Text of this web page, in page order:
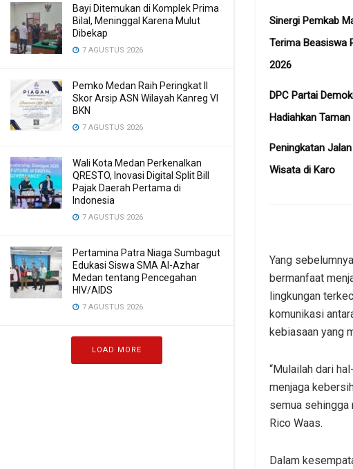
Bayi Ditemukan di Komplek Prima
Bilal, Meninggal Karena Mulut
Dibekap
7 AGUSTUS 2026
Pemko Medan Raih Peringkat II
Skor Arsip ASN Wilayah Kanreg VI
BKN
7 AGUSTUS 2026
Wali Kota Medan Perkenalkan
QRESTO, Inovasi Digital Split Bill
Pajak Daerah Pertama di
Indonesia
7 AGUSTUS 2026
Pertamina Patra Niaga Sumbagut
Edukasi Siswa SMA Al-Azhar
Medan tentang Pencegahan
HIV/AIDS
7 AGUSTUS 2026
LOAD MORE
Sinergi Pemkab
Terima Beasiswa
2026
DPC Partai
Hadiahkan
Peningkatan
Wisata di Karo
Yang
bermanfaat
lingkungan
komunikasi
kebiasaan yang
“Mulailah dari
menjaga
semua sehingga
Rico Waas.
Dalam